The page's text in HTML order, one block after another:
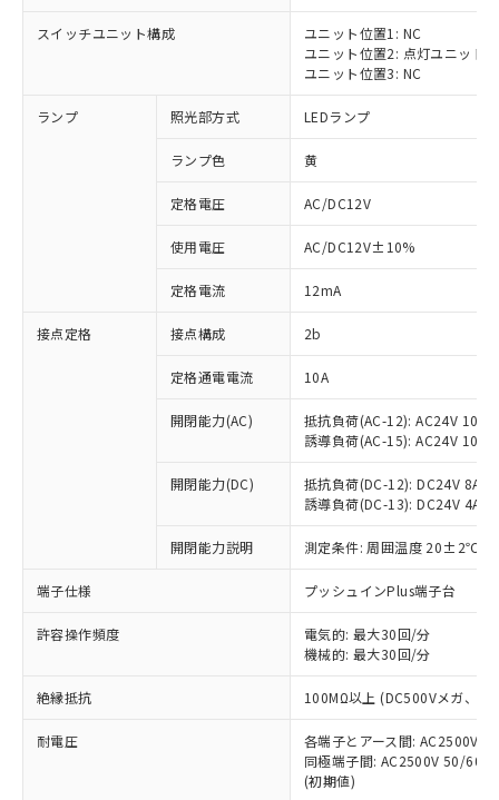
スイッチユニット構成
ユニット位置1: NC
ユニット位置2: 点灯ユニット
ユニット位置3: NC
ランプ 照光部方式 LEDランプ
ランプ色 黄
定格電圧 AC/DC12V
使用電圧 AC/DC12V±10%
定格電流 12mA
接点定格 接点構成 2b
定格通電電流 10A
開閉能力(AC)
抵抗負荷(AC-12): AC24V 10A/
誘導負荷(AC-15): AC24V
開閉能力(DC)
抵抗負荷(DC-12): DC24V 8A/
誘導負荷(DC-13): DC24V 4A/
開閉能力説明 測定条件: 周囲温度 20±2℃、
端子仕様 プッシュインPlus端子台
許容操作頻度
電気的: 最大30回/分
機械的: 最大30回/分
絶縁抵抗 100MΩ以上 (DC500Vメガ、点
耐電圧
各端子とアース間: AC2500V
同極端子間: AC2500V 50/
(初期値)
ご利用条件
以下の条件をお読みいただき、同意のうえ
ご利用ください。
本サービスは、当社制御機器事業取扱
商品の当社在庫状況および標準価格
(税抜)を提供させていただくもので
当社制御機器事業取扱商品の中には、
本サービスの対象外となる商品もある
ことをご了承ください。
在庫状況および標準価格照会結果は、
記載している更新日時点での社内デー
タに基づき作成されるものであり、閲
覧された時点での実際の在庫および標
準価格とは異なる場合があることをご
※1 対応状況
対応済み：EU RoHS指令（10物質）の
非含有に対応した製品が提供可能な商品で
す。
対応予定：EU RoHS指令（10物質）の非含
有に対応した製品に切り替える予定のある
対応予定なし：EU RoHS指令（10物質）の
非含有に非対応の商品で、対応品を出す予
定はありません。
調査・確認中：EU RoHS指令（10物質）の
非含有の対応状況を調査中または確認中の
非該当品：ライセンス料など無形物で、有
害物質有無と関係のない商品です。
仕入先様の事情により、非含有部品として
いたものが、含有品と判明した場合などや
むを得ず変更することがあります。
六価クロム(Cr(Ⅵ)) 1000ppm以下、ポリ臭化ビフェニル
類(PBB) 1000ppm以下、ポリ臭化ジフェニルエーテル類
「○」：最大均質材料含有率が中国RoHSの
基準値以下であることを示します。
「×」：最大均質材料含有率が中国RoHSの
基準値を超えていることを示します。
「－」：未確認です。当社販売部門へお問
*中国RoHS10物質の基準値 (GB/T26572)：
Pb(鉛) :1000ppm、 Hg(水銀) : 1000ppm、 Cd(カドミウ
Cr(Ⅵ)(六価クロム) : 1000ppm、 PBBs(ポリ臭化ビフェ
当社は、これら貴社製品のうち、外国
為替および外国貿易法に定める商品
（以下｢規制貨物等」という）を輸出
または国外への提供する場合は、日本
国政府の輸出許可(または役務取引許
可)を取得するなどの必要な手続きを